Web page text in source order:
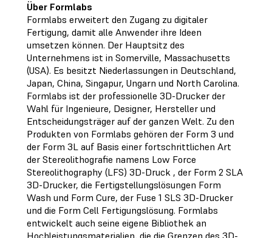
Über Formlabs
Formlabs erweitert den Zugang zu digitaler
Fertigung, damit alle Anwender ihre Ideen
umsetzen können. Der Hauptsitz des
Unternehmens ist in Somerville, Massachusetts
(USA). Es besitzt Niederlassungen in Deutschland,
Japan, China, Singapur, Ungarn und North Carolina.
Formlabs ist der professionelle 3D-Drucker der
Wahl für Ingenieure, Designer, Hersteller und
Entscheidungsträger auf der ganzen Welt. Zu den
Produkten von Formlabs gehören der Form 3 und
der Form 3L auf Basis einer fortschrittlichen Art
der Stereolithografie namens Low Force
Stereolithography (LFS) 3D-Druck , der Form 2 SLA
3D-Drucker, die Fertigstellungslösungen Form
Wash und Form Cure, der Fuse 1 SLS 3D-Drucker
und die Form Cell Fertigungslösung. Formlabs
entwickelt auch seine eigene Bibliothek an
Hochleistungsmaterialien, die die Grenzen des 3D-